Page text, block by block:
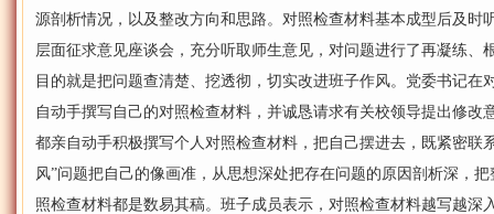
源剖析情况，以及整改方向和思路。对照检查材料基本成型后及时
层面征求意见座谈会，充分听取师生意见，对问题进行了再凝练、
目的就是把问题查清楚、挖透彻，切实改进班子作风。党委书记
自动手撰写自己的对照检查材料，并诚恳请求有关校领导提出修改
都亲自动手积极撰写个人对照检查材料，把自己摆进去，既紧密联
风”问题把自己的像画准，从思想深处把存在问题的原因剖析深，
照检查材料都是数易其稿。班子成员表示，对照检查材料越写越深